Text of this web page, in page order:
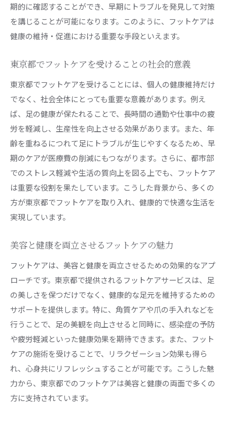
期的に確認することができ、早期にトラブルを発見して対策
を講じることが可能になります。このように、フットケアは
健康の維持・促進における重要な手段といえます。
東京都でフットケアを受けることの社会的意義
東京都でフットケアを受けることには、個人の健康維持だけ
でなく、社会全体にとっても重要な意義があります。例え
ば、足の健康が保たれることで、長時間の通勤や仕事中の疲
労を軽減し、生産性を向上させる効果があります。また、年
齢を重ねるにつれて足にトラブルが生じやすくなるため、早
期のケアが医療費の削減にもつながります。さらに、都市部
でのストレス軽減や生活の質向上を図る上でも、フットケア
は重要な役割を果たしています。こうした背景から、多くの
方が東京都でフットケアを取り入れ、健康的で快適な生活を
実現しています。
美容と健康を両立させるフットケアの魅力
フットケアは、美容と健康を両立させるための効果的なアプ
ローチです。東京都で提供されるフットケアサービスは、足
の美しさを保つだけでなく、健康的な足元を維持するための
サポートを提供します。特に、角質ケアや爪の手入れなどを
行うことで、足の美観を向上させると同時に、感染症の予防
や疲労軽減といった健康効果を期待できます。また、フット
ケアの施術を受けることで、リラクゼーション効果も得ら
れ、心身共にリフレッシュすることが可能です。こうした魅
力から、東京都でのフットケアは美容と健康の両面で多くの
方に支持されています。